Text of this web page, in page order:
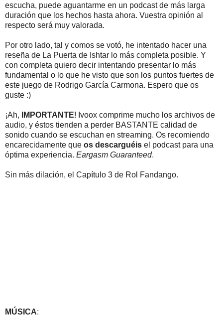
escucha, puede aguantarme en un podcast de más larga
duración que los hechos hasta ahora. Vuestra opinión al
respecto será muy valorada.
Por otro lado, tal y comos se votó, he intentado hacer una
reseña de La Puerta de Ishtar lo más completa posible. Y
con completa quiero decir intentando presentar lo más
fundamental o lo que he visto que son los puntos fuertes de
este juego de Rodrigo García Carmona. Espero que os
guste :)
¡Ah, IMPORTANTE! Ivoox comprime mucho los archivos de
audio, y éstos tienden a perder BASTANTE calidad de
sonido cuando se escuchan en streaming. Os recomiendo
encarecidamente que os descarguéis el podcast para una
óptima experiencia. Eargasm Guaranteed.
Sin más dilación, el Capítulo 3 de Rol Fandango.
MÚSICA: